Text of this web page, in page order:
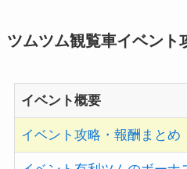
ツムツム観覧車イベント
イベント概要
イベント攻略・報酬まとめ